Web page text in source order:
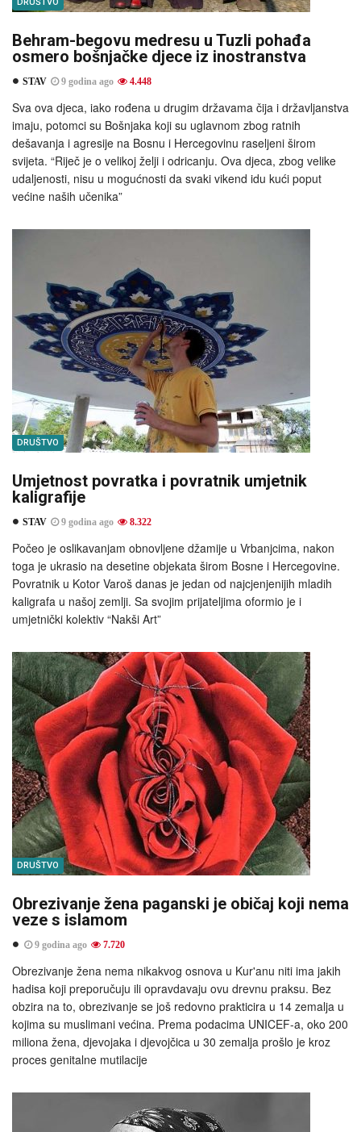
Behram-begovu medresu u Tuzli pohađa
osmero bošnjačke djece iz inostranstva
STAV 9 godina ago 4.448
Sva ova djeca, iako rođena u drugim državama čija i državljanstva
imaju, potomci su Bošnjaka koji su uglavnom zbog ratnih
dešavanja i agresije na Bosnu i Hercegovinu raseljeni širom
svijeta. “Riječ je o velikoj želji i odricanju. Ova djeca, zbog velike
udaljenosti, nisu u mogućnosti da svaki vikend idu kući poput
većine naših učenika”
DRUŠTVO
Umjetnost povratka i povratnik umjetnik
kaligrafije
STAV 9 godina ago 8.322
Počeo je oslikavanjam obnovljene džamije u Vrbanjcima, nakon
toga je ukrasio na desetine objekata širom Bosne i Hercegovine.
Povratnik u Kotor Varoš danas je jedan od najcjenjenijih mladih
kaligrafa u našoj zemlji. Sa svojim prijateljima oformio je i
umjetnički kolektiv “Nakši Art”
DRUŠTVO
Obrezivanje žena paganski je običaj koji nema
veze s islamom
9 godina ago 7.720
Obrezivanje žena nema nikakvog osnova u Kur'anu niti ima jakih
hadisa koji preporučuju ili opravdavaju ovu drevnu praksu. Bez
obzira na to, obrezivanje se još redovno prakticira u 14 zemalja u
kojima su muslimani većina. Prema podacima UNICEF-a, oko 200
miliona žena, djevojaka i djevojčica u 30 zemalja prošlo je kroz
proces genitalne mutilacije